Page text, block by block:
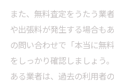
高価買取を叶える無
出張買取で高価査
家具家電の無料査
無料査定で査定額
また、無料査定をうたう業
や出張料が発生する場合も
の問い合わせで「本当に無
をしっかり確認しましょう
ある業者は、過去の利用者